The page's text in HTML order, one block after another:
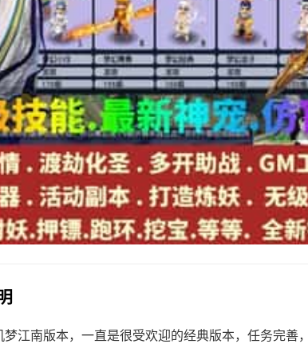
梦江南版本，一直是很受欢迎的经典版本，任务完善